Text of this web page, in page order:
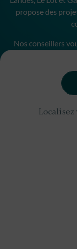
propose des
Nos conseillers